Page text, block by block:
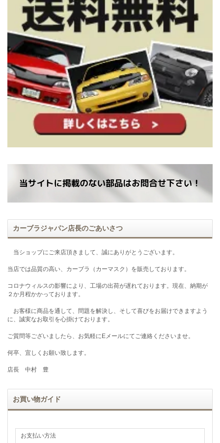
カーブラジャパン店長のごあいさつ
当ショップにご来店頂きまして、誠にありがとうございます。
当店では品質の高い、カーブラ（カーマスク）を販売しております。
コロナウィルスの影響により、工場の出荷が遅れております。現在、納期が
２か月程かかっております。
お客様に商品を通して、問題を解決し、そして喜びをお届けできますよう
に、誠実なお取引を心掛けております。
ご質問等ございましたら、お気軽にEメールにてご連絡くださいませ。
何卒、宜しくお願い致します。
店長 中村 豊
お買い物ガイド
お支払い方法